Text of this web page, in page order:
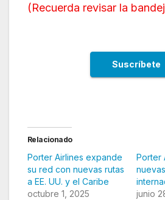
(Recuerda revisar la
Relacionado
Porter Airlines expande
su red con nuevas rutas
a EE. UU. y el Caribe
octubre 1, 2025
Porter
junio